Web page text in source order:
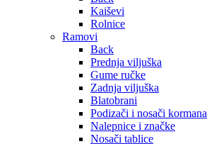
Kaiševi
Rolnice
Ramovi
Back
Prednja viljuška
Gume ručke
Zadnja viljuška
Blatobrani
Podizači i nosači kormana
Nalepnice i značke
Nosači tablice